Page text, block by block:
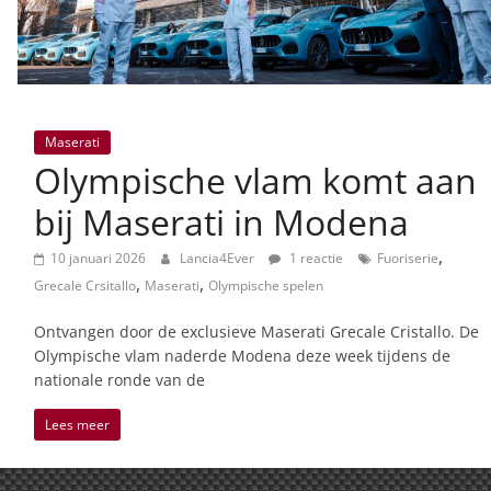
Maserati
Olympische vlam komt aan
bij Maserati in Modena
10 januari 2026 Lancia4Ever 1 reactie Fuoriserie,
Grecale Crsitallo, Maserati, Olympische spelen
Ontvangen door de exclusieve Maserati Grecale Cristallo. De
Olympische vlam naderde Modena deze week tijdens de
nationale ronde van de
Lees meer